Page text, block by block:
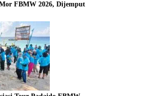
FBMW 2026, Dijemput